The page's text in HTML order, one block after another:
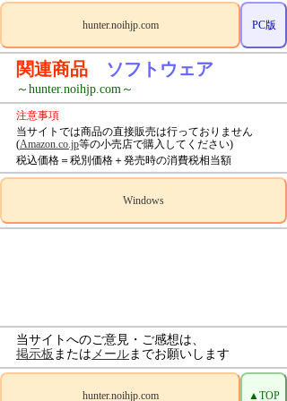
hunter.noihjp.com PC版
関連商品 ソフトウェア
～hunter.noihjp.com～
注意事項
当サイトでは商品の直接販売は行っておりません
(Amazon.co.jp等の小売店で購入してください)
税込価格＝税別価格＋発売時の消費税相当額
Windows
当サイトへのご意見・ご感想は、
掲示板 または メールまでお願いします
hunter.noihjp.com ▲TOP